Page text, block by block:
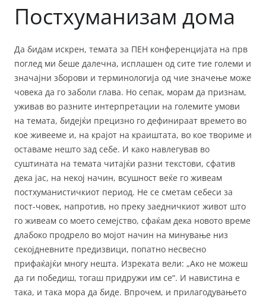
Постхуманизам дома
Да бидам искрен, темата за ПЕН конференцијата на прв
поглед ми беше далечна, исплашен од сите тие големи и
значајни зборови и терминологија од чие значење може
човека да го заболи глава. Но сепак, морам да признам,
уживав во разните интерпретации на големите умови
на темата, бидејќи прецизно го дефинираат времето во
кое живееме и, на крајот на краиштата, во кое твориме и
оставаме нешто зад себе. И како навлегував во
суштината на темата читајќи разни текстови, сфатив
дека јас, на некој начин, всушност веќе го живеам
постхуманистичкиот период. Не се сметам себеси за
пост-човек, напротив, но преку заедничкиот живот што
го живеам со моето семејство, сфаќам дека новото време
длабоко продрело во мојот начин на минување низ
секојдневните предизвици, попатно несвесно
прифаќајќи многу нешта. Изреката вели: „Ако не можеш
да ги победиш, тогаш придружи им се“. И навистина е
така, и така мора да биде. Впрочем, и прилагодувањето